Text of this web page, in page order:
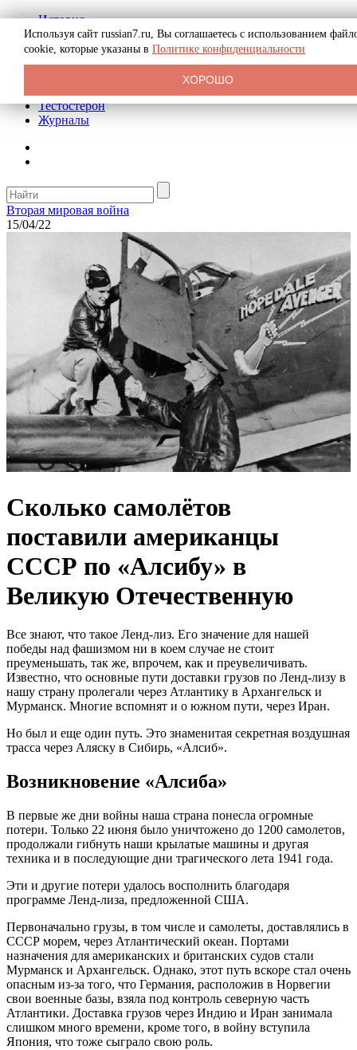
История
Биография
Криминал
Реклама на сайте
Тестостерон
Журналы
Вторая мировая война
15/04/22
Сколько самолётов
поставили американцы
СССР по «Алсибу» в
Великую Отечественную
Все знают, что такое Ленд-лиз. Его значение для нашей
победы над фашизмом ни в коем случае не стоит
преуменьшать, так же, впрочем, как и преувеличивать.
Известно, что основные пути доставки грузов по Ленд-лизу в
нашу страну пролегали через Атлантику в Архангельск и
Мурманск. Многие вспомнят и о южном пути, через Иран.
Но был и еще один путь. Это знаменитая секретная воздушная
трасса через Аляску в Сибирь, «Алсиб».
Возникновение «Алсиба»
В первые же дни войны наша страна понесла огромные
потери. Только 22 июня было уничтожено до 1200 самолетов,
продолжали гибнуть наши крылатые машины и другая
техника и в последующие дни трагического лета 1941 года.
Эти и другие потери удалось восполнить благодаря
программе Ленд-лиза, предложенной США.
Первоначально грузы, в том числе и самолеты, доставлялись в
СССР морем, через Атлантический океан. Портами
назначения для американских и британских судов стали
Мурманск и Архангельск. Однако, этот путь вскоре стал очень
опасным из-за того, что Германия, расположив в Норвегии
свои военные базы, взяла под контроль северную часть
Атлантики. Доставка грузов через Индию и Иран занимала
слишком много времени, кроме того, в войну вступила
Япония, что тоже сыграло свою роль.
Используя сайт russian7.ru, Вы соглашаетесь с использованием
cookie, которые указаны в Политике конфиденциальности
ХОРОШО